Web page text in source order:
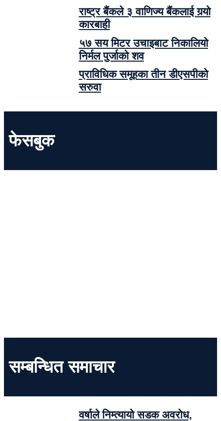
राष्ट्र बैंकले ३ वाणिज्य बैंकलाई गर्‍यो
कारबाही
५७ सय मिटर उचाइबाट निकालियो
निर्मल पुर्जाको शव
प्राविधिक समूहका तीन डीएसपीको
सरुवा
फेसबुक
सम्बन्धित समाचार
वर्षाले निम्त्यायो सडक अवरोध,